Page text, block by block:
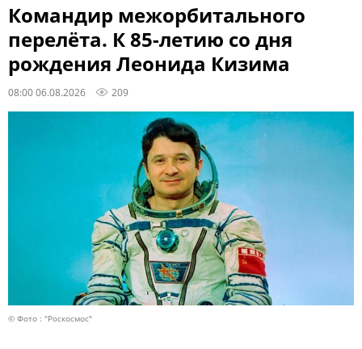
Командир межорбитального
перелёта. К 85-летию со дня
рождения Леонида Кизима
08:00 06.08.2026 209
© Фото : "Роскосмос"